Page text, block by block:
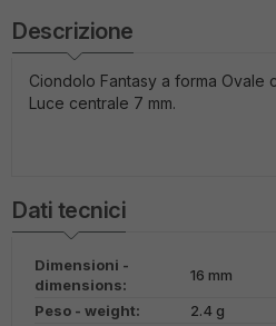
Descrizione
Ciondolo Fantasy a forma Ovale
Luce centrale 7 mm.
Dati tecnici
Dimensioni -
dimensions:
16 mm
Peso - weight:
2.4 g